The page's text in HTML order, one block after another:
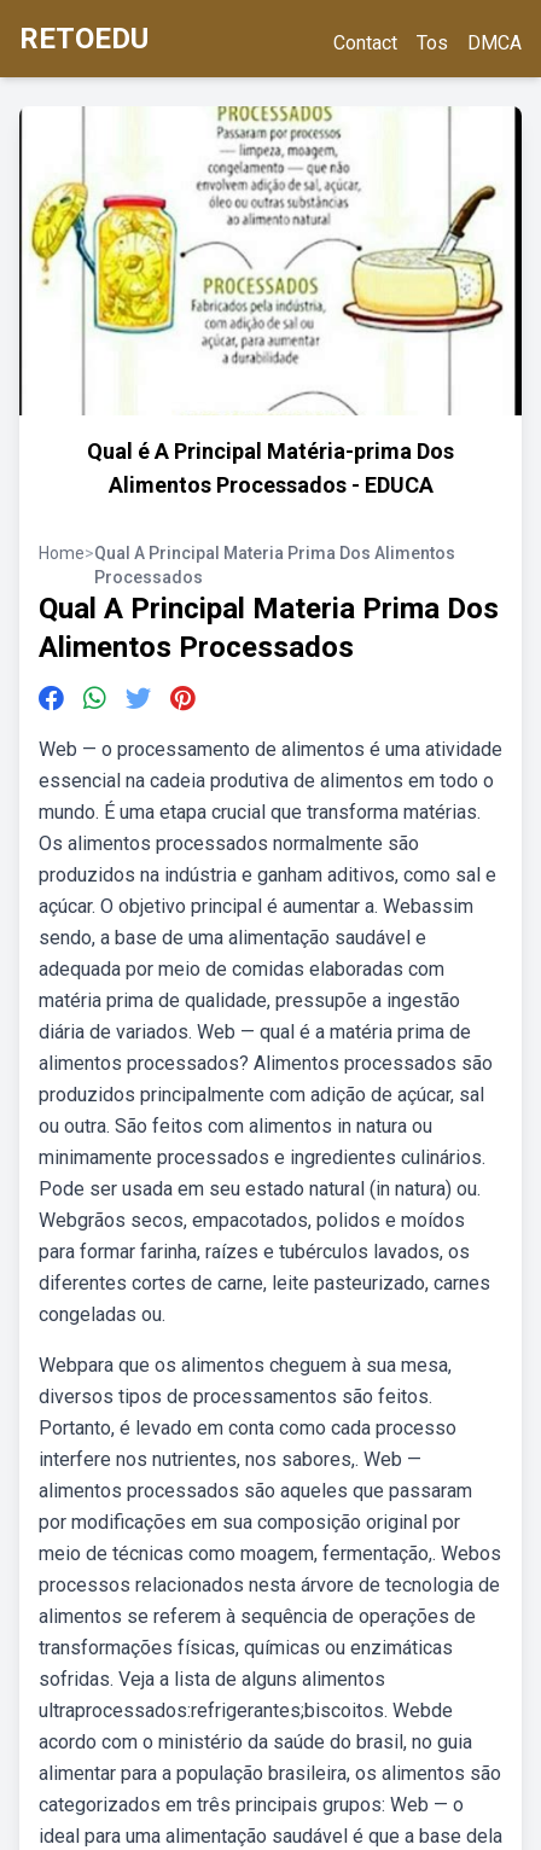
RETOEDU Contact Tos DMCA
Qual é A Principal Matéria-prima Dos
Alimentos Processados - EDUCA
Home>Qual A Principal Materia Prima Dos Alimentos
Processados
Qual A Principal Materia Prima Dos
Alimentos Processados
Web — o processamento de alimentos é uma atividade
essencial na cadeia produtiva de alimentos em todo o
mundo. É uma etapa crucial que transforma matérias.
Os alimentos processados normalmente são
produzidos na indústria e ganham aditivos, como sal e
açúcar. O objetivo principal é aumentar a. Webassim
sendo, a base de uma alimentação saudável e
adequada por meio de comidas elaboradas com
matéria prima de qualidade, pressupõe a ingestão
diária de variados. Web — qual é a matéria prima de
alimentos processados? Alimentos processados são
produzidos principalmente com adição de açúcar, sal
ou outra. São feitos com alimentos in natura ou
minimamente processados e ingredientes culinários.
Pode ser usada em seu estado natural (in natura) ou.
Webgrãos secos, empacotados, polidos e moídos
para formar farinha, raízes e tubérculos lavados, os
diferentes cortes de carne, leite pasteurizado, carnes
congeladas ou.
Webpara que os alimentos cheguem à sua mesa,
diversos tipos de processamentos são feitos.
Portanto, é levado em conta como cada processo
interfere nos nutrientes, nos sabores,. Web —
alimentos processados são aqueles que passaram
por modificações em sua composição original por
meio de técnicas como moagem, fermentação,. Webos
processos relacionados nesta árvore de tecnologia de
alimentos se referem à sequência de operações de
transformações físicas, químicas ou enzimáticas
sofridas. Veja a lista de alguns alimentos
ultraprocessados:refrigerantes;biscoitos. Webde
acordo com o ministério da saúde do brasil, no guia
alimentar para a população brasileira, os alimentos são
categorizados em três principais grupos: Web — o
ideal para uma alimentação saudável é que a base dela